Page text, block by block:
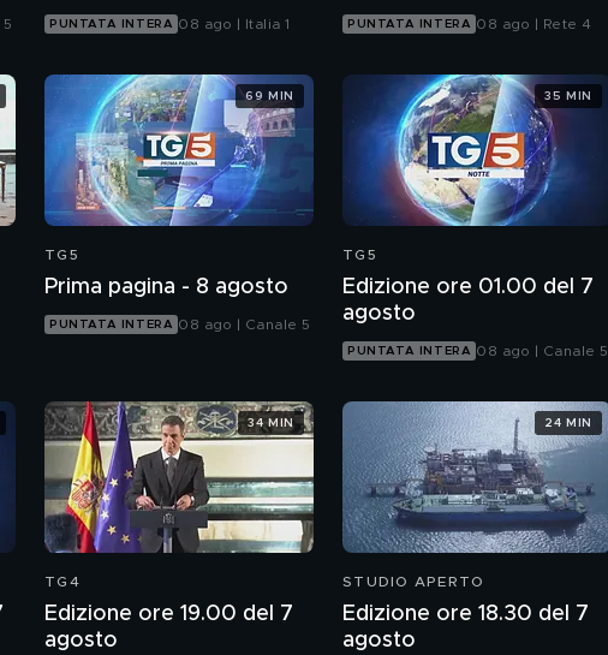
PUNTATA INTERA 08 ago | Italia 1 PUNTATA INTERA 08 ago | Rete 4
TG5
Prima pagina - 8 agosto
PUNTATA INTERA 08 ago | Canale 5
69 MIN
TG5
Edizione ore 01.00 del 7
agosto
PUNTATA INTERA 08 ago | Canale 5
35 MIN
TG4
Edizione ore 19.00 del 7
agosto
34 MIN
STUDIO APERTO
Edizione ore 18.30 del 7
agosto
24 MIN